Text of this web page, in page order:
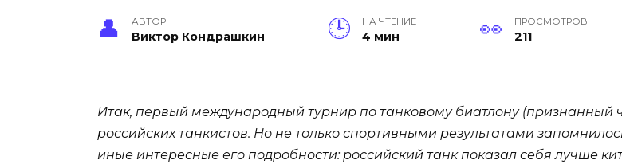
АВТОР
Виктор Кондрашкин
НА ЧТЕНИЕ
4 мин
ПРОСМОТРОВ
211
Итак, первый международный турнир по танковому биатлону
российских танкистов. Но не только спортивными результатами
иные интересные его подробности: российский танк показал себя лучше